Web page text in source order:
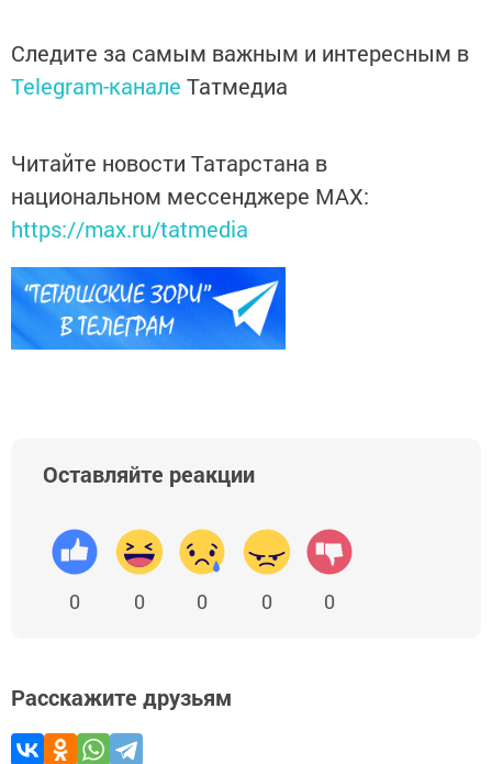
Следите за самым важным и интересным в
Telegram-канале Татмедиа
Читайте новости Татарстана в
национальном мессенджере MАХ:
https://max.ru/tatmedia
Оставляйте реакции
0 0 0 0 0
Расскажите друзьям